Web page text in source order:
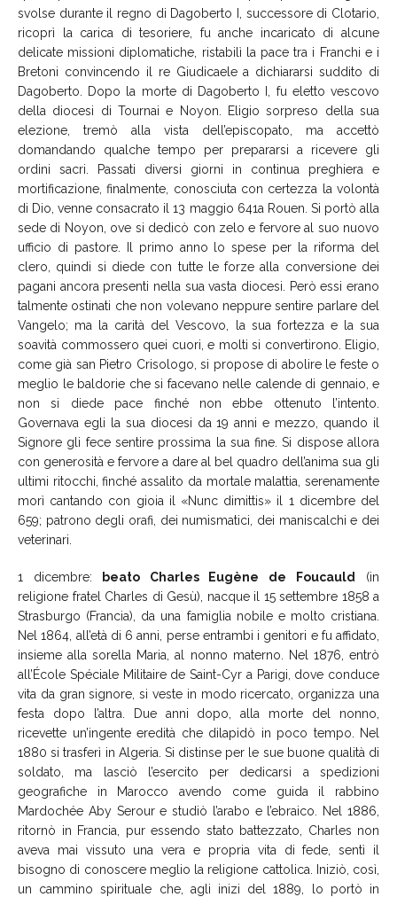
svolse durante il regno di Dagoberto I, successore di Clotario,
ricoprì la carica di tesoriere, fu anche incaricato di alcune
delicate missioni diplomatiche, ristabilì la pace tra i Franchi e i
Bretoni convincendo il re Giudicaele a dichiararsi suddito di
Dagoberto. Dopo la morte di Dagoberto I, fu eletto vescovo
della diocesi di Tournai e Noyon. Eligio sorpreso della sua
elezione, tremò alla vista dell’episcopato, ma accettò
domandando qualche tempo per prepararsi a ricevere gli
ordini sacri. Passati diversi giorni in continua preghiera e
mortificazione, finalmente, conosciuta con certezza la volontà
di Dio, venne consacrato il 13 maggio 641a Rouen. Si portò alla
sede di Noyon, ove si dedicò con zelo e fervore al suo nuovo
ufficio di pastore. Il primo anno lo spese per la riforma del
clero, quindi si diede con tutte le forze alla conversione dei
pagani ancora presenti nella sua vasta diocesi. Però essi erano
talmente ostinati che non volevano neppure sentire parlare del
Vangelo; ma la carità del Vescovo, la sua fortezza e la sua
soavità commossero quei cuori, e molti si convertirono. Eligio,
come già san Pietro Crisologo, si propose di abolire le feste o
meglio le baldorie che si facevano nelle calende di gennaio, e
non si diede pace finché non ebbe ottenuto l’intento.
Governava egli la sua diocesi da 19 anni e mezzo, quando il
Signore gli fece sentire prossima la sua fine. Si dispose allora
con generosità e fervore a dare al bel quadro dell’anima sua gli
ultimi ritocchi, finché assalito da mortale malattia, serenamente
morì cantando con gioia il «Nunc dimittis» il 1 dicembre del
659; patrono degli orafi, dei numismatici, dei maniscalchi e dei
veterinari.
1 dicembre: beato Charles Eugène de Foucauld
(in
religione fratel Charles di Gesù), nacque il 15 settembre 1858 a
Strasburgo (Francia), da una famiglia nobile e molto cristiana.
Nel 1864, all’età di 6 anni, perse entrambi i genitori e fu affidato,
insieme alla sorella Maria, al nonno materno. Nel 1876, entrò
all’École Spéciale Militaire de Saint-Cyr a Parigi, dove conduce
vita da gran signore, si veste in modo ricercato, organizza una
festa dopo l’altra. Due anni dopo, alla morte del nonno,
ricevette un’ingente eredità che dilapidò in poco tempo. Nel
1880 si trasferì in Algeria. Si distinse per le sue buone qualità di
soldato, ma lasciò l’esercito per dedicarsi a spedizioni
geografiche in Marocco avendo come guida il rabbino
Mardochée Aby Serour e studiò l’arabo e l’ebraico. Nel 1886,
ritornò in Francia, pur essendo stato battezzato, Charles non
aveva mai vissuto una vera e propria vita di fede, sentì il
bisogno di conoscere meglio la religione cattolica. Iniziò, così,
un cammino spirituale che, agli inizi del 1889, lo portò in